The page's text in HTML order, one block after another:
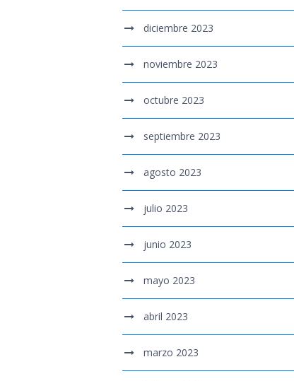
diciembre 2023
noviembre 2023
octubre 2023
septiembre 2023
agosto 2023
julio 2023
junio 2023
mayo 2023
abril 2023
marzo 2023